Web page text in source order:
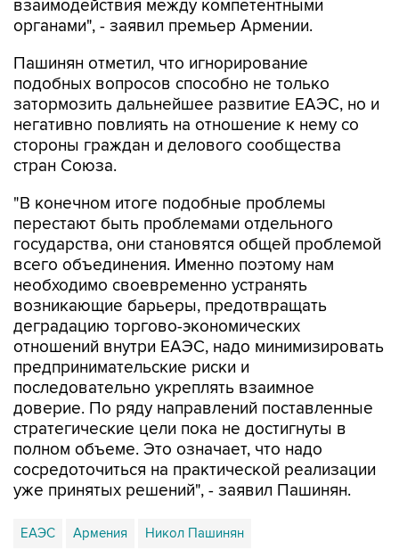
Пашинян отметил, что игнорирование
затормозить дальнейшее развитие ЕАЭС, но и
негативно повлиять на отношение к нему со
стороны граждан и делового сообщества
стран Союза.
"В конечном итоге подобные проблемы
государства, они становятся общей проблемой
всего объединения. Именно поэтому нам
необходимо своевременно устранять
возникающие барьеры, предотвращать
деградацию торгово-экономических
отношений внутри ЕАЭС, надо минимизировать
предпринимательские риски и
последовательно укреплять взаимное
доверие. По ряду направлений поставленные
стратегические цели пока не достигнуты в
полном объеме. Это означает, что надо
сосредоточиться на практической реализации
уже принятых решений", - заявил Пашинян.
ЕАЭС Армения Никол Пашинян